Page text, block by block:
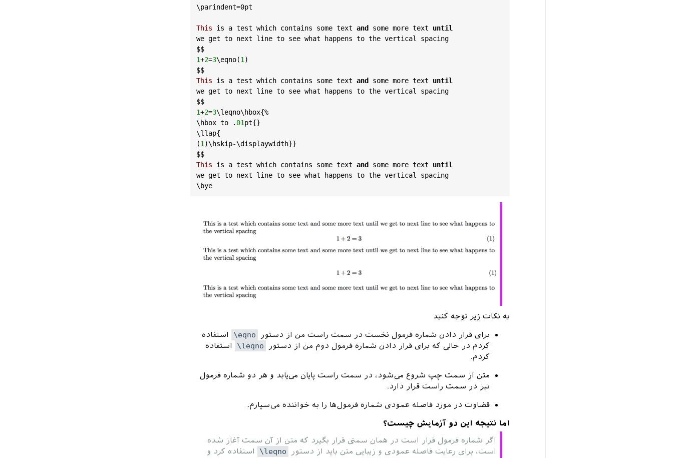
\parindent=0pt
This is a test which contains some text and some more text
until
we get to next line to see what happens to the vertical
spacing
$$
1+2=3\eqno(1
$$
This
is a test which contains some text and some more text
until
we get to next line to see what happens to the vertical
spacing
$$
1+2=3\leqno\ hbox{%
\ hbox to . 01pt{}
\llap{
(1 )\ hskip-\displaywidth
$$
This
is a test which contains some text and some more text
until
we get to next line to see what happens to the vertical
spacing
\ bye
به نکات زیر توجه کنید
برای قرار دادن شماره فرمول نخست در سمت راست من از دستور \eqno
استفاده
کردم در حالی که برای قرار دادن شماره فرمول دوم من از دستور
\leqno
استفاده
کردم.
متن از سمت چپ شروع می‌شود، در سمت راست پایان می‌یابد و هر دو شماره فرمول
نیز در سمت راست قرار دارد.
قضاوت در مورد فاصله عمودی شماره فرمول‌ها را به خواننده می‌سپارم.
اما نتیجه این دو آزمایش چیست؟
اگر شماره فرمول قرار است در همان سمتی قرار بگیرد که متن از آن سمت آغاز شده
است، برای رعایت فاصله عمودی و زیبایی متن باید از دستور
\leqno
استفاده کرد و